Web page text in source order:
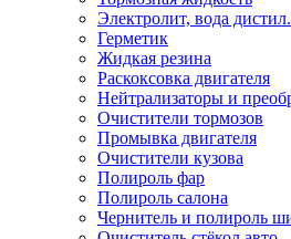
Электролит, вода дистил.
Герметик
Жидкая резина
Раскоксовка двигателя
Нейтрализаторы и
Очистители тормозов
Промывка двигателя
Очистители кузова
Полироль фар
Полироль салона
Чернитель и полироль